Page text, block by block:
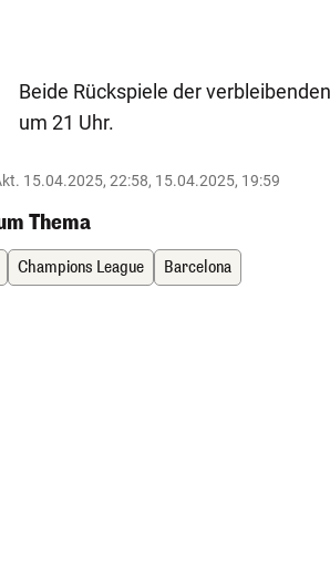
Beide Rückspiele der
um 21 Uhr.
15.04.2025, 22:58, 15.04.2025, 19:59
Thema
Champions League Barcelona